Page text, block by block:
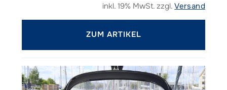
inkl. 19% MwSt. zzgl.Versand
ZUM ARTIKEL